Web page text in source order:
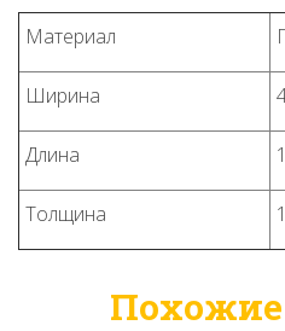
Материал
Ширина
Длина
Толщина
Похожие